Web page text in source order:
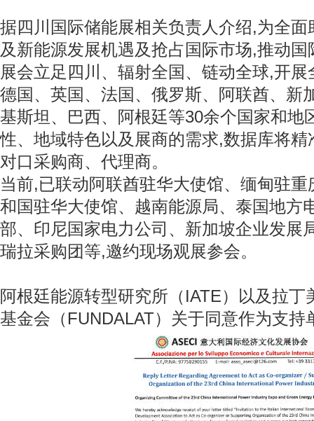
据四川国际储能展相关负责人介绍,为全
及新能源发展机遇及抢占国际市场,推动
展会立足四川、辐射全国、链动全球,开
德国、英国、法国、俄罗斯、阿联酋、新
基斯坦、巴西、阿根廷等30余个国家和地
性、地域特色以及展商的需求,数据库将
对口采购商、代理商。
当前,已联动阿联酋驻华大使馆、缅甸驻
和国驻华大使馆、越南能源局、泰国地方
部、印尼国家电力公司、新加坡企业发展
瑞拉采购团等,邀约现场观展参会。
阿根廷能源转型研究所（IATE）以及拉丁
基金会（FUNDALAT）关于同意作为支持